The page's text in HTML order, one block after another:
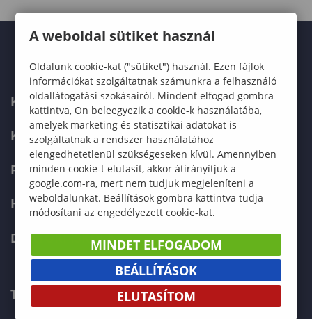
KARUNK
KÉPZÉSEK
FELVÉTELIZŐKNEK
HALLGATÓKNAK
DOKTORI ISKOLA
TELEFONKÖNYV
A weboldal sütiket használ
Oldalunk cookie-kat ("sütiket") használ. Ezen fájlok
információkat szolgáltatnak számunkra a felhasználó
oldallátogatási szokásairól. Mindent elfogad gombra
kattintva, Ön beleegyezik a cookie-k használatába,
amelyek marketing és statisztikai adatokat is
szolgáltatnak a rendszer használatához
elengedhetetlenül szükségeseken kívül. Amennyiben
minden cookie-t elutasít, akkor átirányítjuk a
google.com-ra, mert nem tudjuk megjeleníteni a
weboldalunkat. Beállítások gombra kattintva tudja
módosítani az engedélyezett cookie-kat.
MINDET ELFOGADOM
BEÁLLÍTÁSOK
ELUTASÍTOM